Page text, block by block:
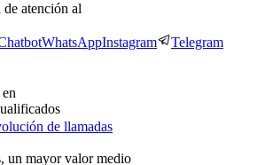
atención al
WhatsAppInstagram Telegram
de llamadas
un mayor valor medio